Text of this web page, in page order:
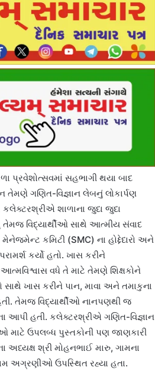
પ્રવેશોત્સવમાં સહભાગી થયા બાદ
તેમણે ગણિત-વિજ્ઞાન લેબનું લોકાર્પણ
કલેક્ટરશ્રીએ શાળાના જુદા જુદા
તેમજ વિદ્યાર્થીઓ સાથે આત્મીય સંવાદ
કમિટી (SMC) ના હોદ્દેદારો અને
કર્યો હતો. ખાસ કરીને
વધે તે માટે તેમણે શિક્ષકોને
ખાસ કરીને પાન, માવા અને તમાકુના
તેમજ વિદ્યાર્થીઓ નાનપણથી જ
આપી હતી. કલેક્ટરશ્રીએ ગણિત-વિજ્ઞાન
માટે ઉપલબ્ધ પુસ્તકોની પણ જાણકારી
શ્રી મોહનભાઈ મારુ, ગામના
અગ્રણીઓ ઉપસ્થિત રહ્યા હતા.